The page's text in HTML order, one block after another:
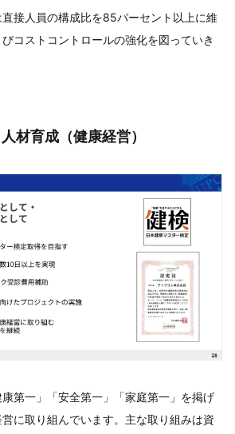
接人員の構成比を85パーセント以上に維
コストコントロールの強化を図っていき
材育成（健康経営）
第一」「安全第一」「家庭第一」を掲げ
に取り組んでいます。主な取り組みは資